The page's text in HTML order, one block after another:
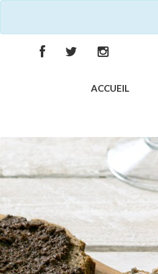
ACCUEIL